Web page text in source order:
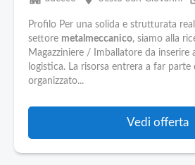
Pubblica
Offerte
Profilo Per una solida e strutturata
settore metalmeccanico, siamo alla
Magazziniere / Imballatore da inserire
logistica. La risorsa entrera a far parte
organizzato...
Vedi offerta